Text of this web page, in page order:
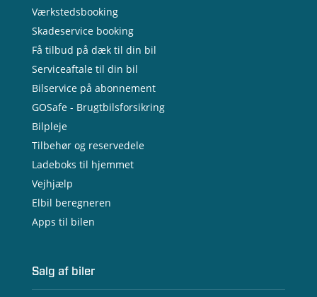
Værkstedsbooking
Skadeservice booking
Få tilbud på dæk til din bil
Serviceaftale til din bil
Bilservice på abonnement
GOSafe - Brugtbilsforsikring
Bilpleje
Tilbehør og reservedele
Ladeboks til hjemmet
Vejhjælp
Elbil beregneren
Apps til bilen
Salg af biler